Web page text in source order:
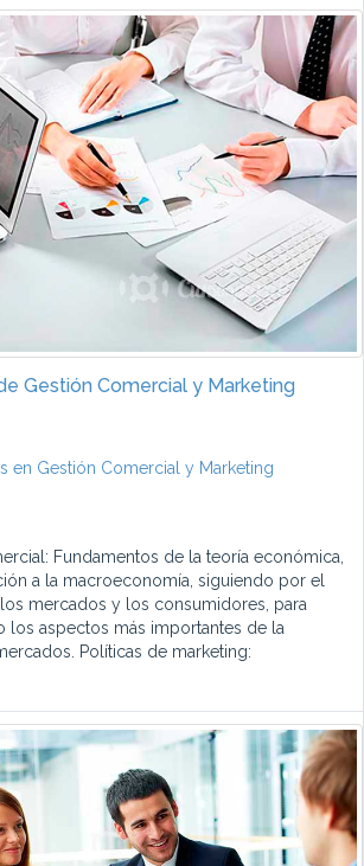
Gestión Comercial y Marketing
en Gestión Comercial y Marketing
Fundamentos de la teoría económica,
a la macroeconomía, siguiendo por el
mercados y los consumidores, para
los aspectos más importantes de la
Políticas de marketing: